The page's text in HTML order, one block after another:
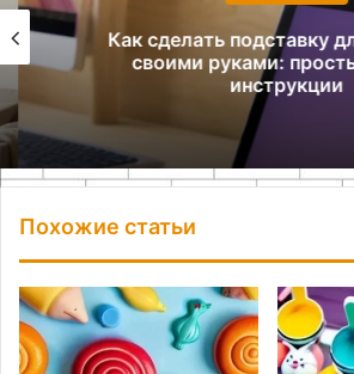
Как сделать подставку
своими руками:
инструкции
Похожие статьи